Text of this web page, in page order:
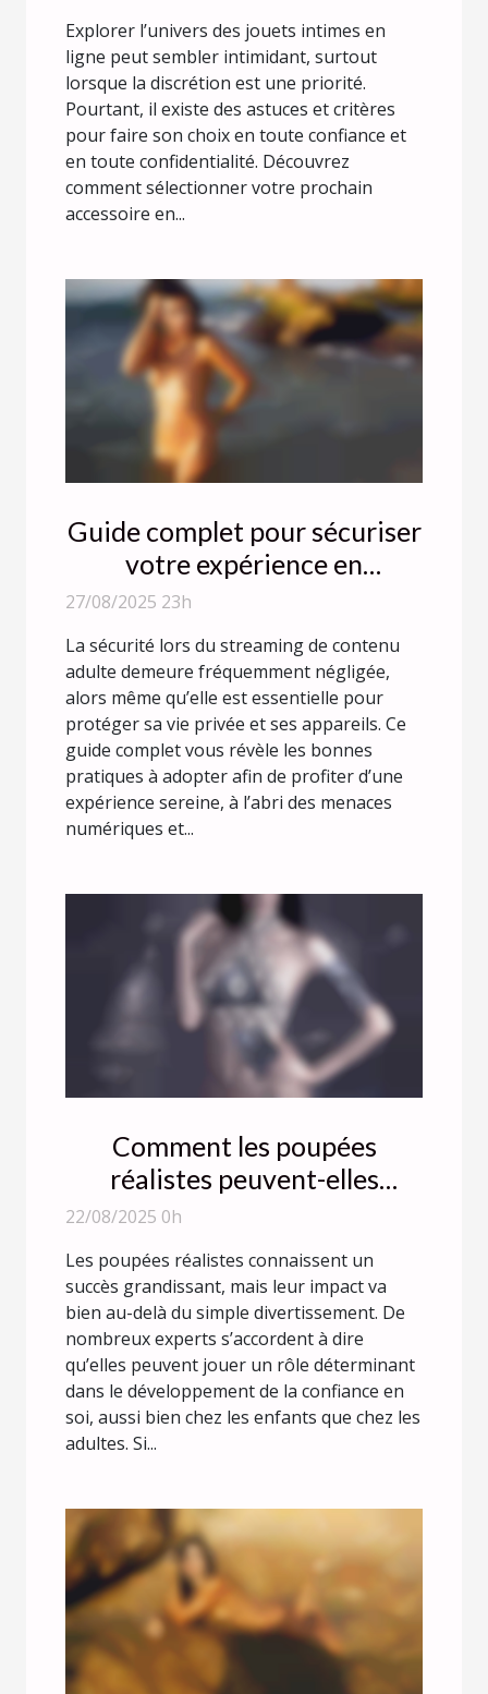
Explorer l’univers des jouets intimes en
ligne peut sembler intimidant, surtout
lorsque la discrétion est une priorité.
Pourtant, il existe des astuces et critères
pour faire son choix en toute confiance et
en toute confidentialité. Découvrez
comment sélectionner votre prochain
accessoire en...
Guide complet pour sécuriser
votre expérience en
streaming de contenu adulte
27/08/2025 23h
La sécurité lors du streaming de contenu
adulte demeure fréquemment négligée,
alors même qu’elle est essentielle pour
protéger sa vie privée et ses appareils. Ce
guide complet vous révèle les bonnes
pratiques à adopter afin de profiter d’une
expérience sereine, à l’abri des menaces
numériques et...
Comment les poupées
réalistes peuvent-elles
améliorer la confiance en soi ?
22/08/2025 0h
Les poupées réalistes connaissent un
succès grandissant, mais leur impact va
bien au-delà du simple divertissement. De
nombreux experts s’accordent à dire
qu’elles peuvent jouer un rôle déterminant
dans le développement de la confiance en
soi, aussi bien chez les enfants que chez les
adultes. Si...